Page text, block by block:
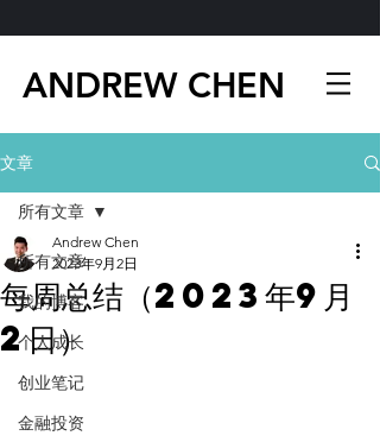
ANDREW CHEN
文章
所有文章
我的博客
个人成长
创业笔记
金融投资
所有文章
每周总结（2023年9月
2日）
Andrew Chen
2023年9月2日